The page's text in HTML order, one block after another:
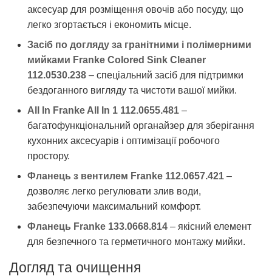
аксесуар для розміщення овочів або посуду, що
легко згортається і економить місце.
Засіб по догляду за гранітними і полімерними
мийками Franke Colored Sink Cleaner
112.0530.238 – спеціальний засіб для підтримки
бездоганного вигляду та чистоти вашої мийки.
All In Franke All In 1 112.0655.481 –
багатофункціональний органайзер для зберігання
кухонних аксесуарів і оптимізації робочого
простору.
Фланець з вентилем Franke 112.0657.421 –
дозволяє легко регулювати злив води,
забезпечуючи максимальний комфорт.
Фланець Franke 133.0668.814 – якісний елемент
для безпечного та герметичного монтажу мийки.
Догляд та очищення